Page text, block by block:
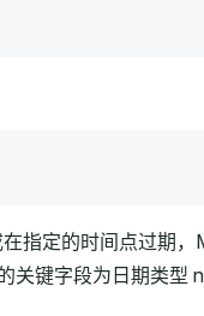
指定的时间点过期
键字段为日期类型